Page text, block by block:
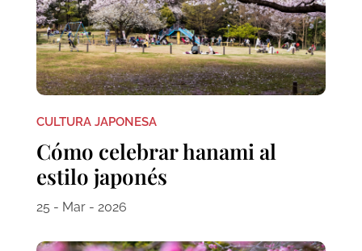
CULTURA JAPONESA
Cómo celebrar hanami al
estilo japonés
25 - Mar - 2026